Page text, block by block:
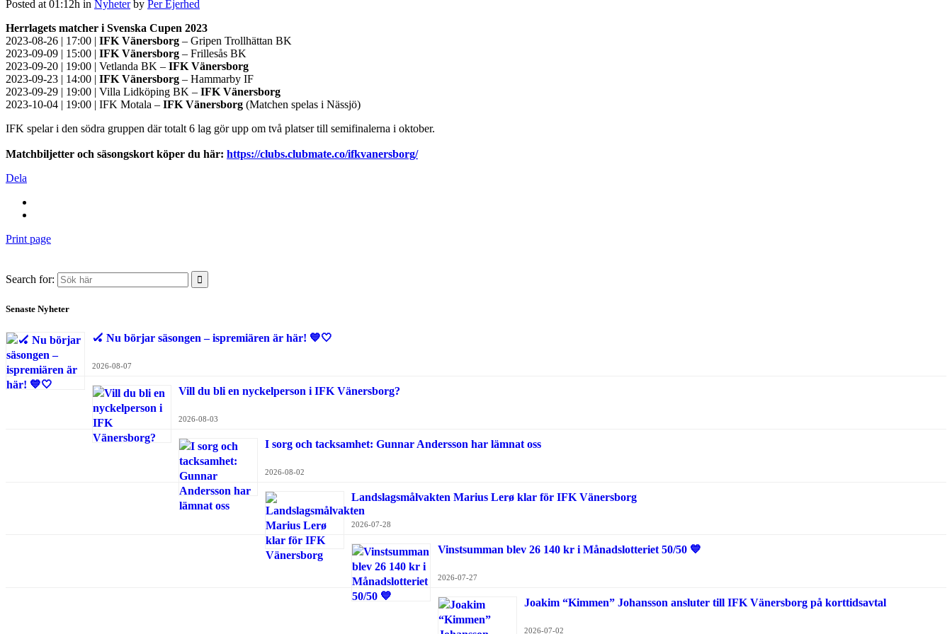
Posted at 01:12h in Nyheter by Per Ejerhed
Herrlagets matcher i Svenska Cupen 2023
2023-08-26 | 17:00 | IFK Vänersborg – Gripen Trollhättan BK
2023-09-09 | 15:00 | IFK Vänersborg – Frillesås BK
2023-09-20 | 19:00 | Vetlanda BK – IFK Vänersborg
2023-09-23 | 14:00 | IFK Vänersborg – Hammarby IF
2023-09-29 | 19:00 | Villa Lidköping BK – IFK Vänersborg
2023-10-04 | 19:00 | IFK Motala – IFK Vänersborg (Matchen spelas i Nässjö)
IFK spelar i den södra gruppen där totalt 6 lag gör upp om två platser till semifinalerna i oktober.
Matchbiljetter och säsongskort köper du här: https://clubs.clubmate.co/ifkvanersborg/
Dela
Print page
Search for:
Senaste Nyheter
🏑 Nu börjar säsongen – ispremiären är här! 💙🤍
2026-08-07
Vill du bli en nyckelperson i IFK Vänersborg?
2026-08-03
I sorg och tacksamhet: Gunnar Andersson har lämnat oss
2026-08-02
Landslagsmålvakten Marius Lerø klar för IFK Vänersborg
2026-07-28
Vinstsumman blev 26 140 kr i Månadslotteriet 50/50 💙
2026-07-27
Joakim “Kimmen” Johansson ansluter till IFK Vänersborg på korttidsavtal
2026-07-02